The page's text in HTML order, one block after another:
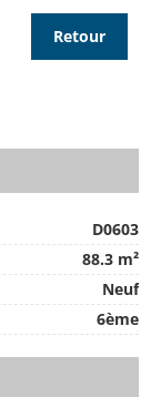
Retour
D0603
88.3 m²
Neuf
6ème